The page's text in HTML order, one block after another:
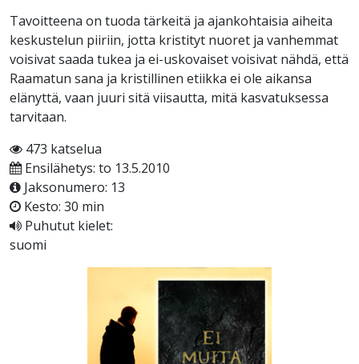
Tavoitteena on tuoda tärkeitä ja ajankohtaisia aiheita
keskustelun piiriin, jotta kristityt nuoret ja vanhemmat
voisivat saada tukea ja ei-uskovaiset voisivat nähdä, että
Raamatun sana ja kristillinen etiikka ei ole aikansa
elänyttä, vaan juuri sitä viisautta, mitä kasvatuksessa
tarvitaan.
473 katselua
Ensilähetys: to 13.5.2010
Jaksonumero: 13
Kesto: 30 min
Puhutut kielet:
suomi